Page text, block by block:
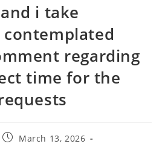
i take
regarding
time for the
March 13, 2026